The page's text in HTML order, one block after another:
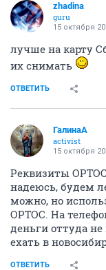
zhadina
guru
15 октября
лучше на карту
их снимать
ОТВЕТИТЬ
ГалинаА
activist
15 октября
Реквизиты
надеюсь, будем
можно, но
ОРТОС. На
деньги оттуда
ехать в
ОТВЕТИТЬ